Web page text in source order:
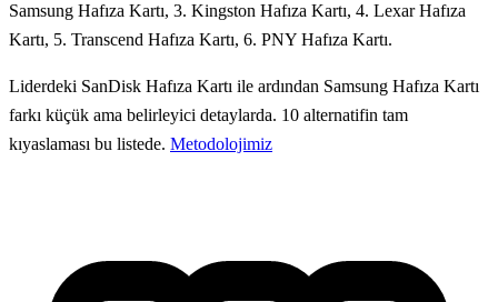
Samsung Hafıza Kartı, 3. Kingston Hafıza Kartı, 4. Lexar Hafıza
Kartı, 5. Transcend Hafıza Kartı, 6. PNY Hafıza Kartı.
Liderdeki SanDisk Hafıza Kartı ile ardından Samsung Hafıza Kartı
farkı küçük ama belirleyici detaylarda. 10 alternatifin tam
kıyaslaması bu listede. Metodolojimiz